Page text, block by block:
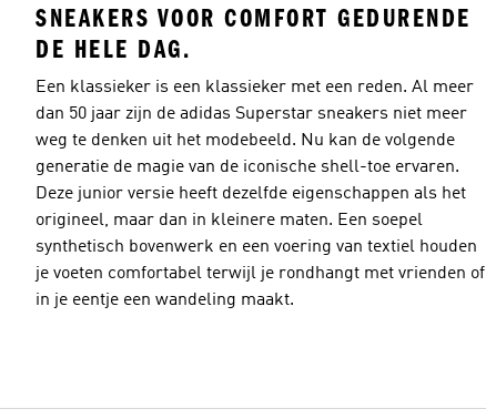
SNEAKERS VOOR COMFORT GEDURENDE
DE HELE DAG.
Een klassieker is een klassieker met een reden. Al meer
dan 50 jaar zijn de adidas Superstar sneakers niet meer
weg te denken uit het modebeeld. Nu kan de volgende
generatie de magie van de iconische shell-toe ervaren.
Deze junior versie heeft dezelfde eigenschappen als het
origineel, maar dan in kleinere maten. Een soepel
synthetisch bovenwerk en een voering van textiel houden
je voeten comfortabel terwijl je rondhangt met vrienden of
in je eentje een wandeling maakt.